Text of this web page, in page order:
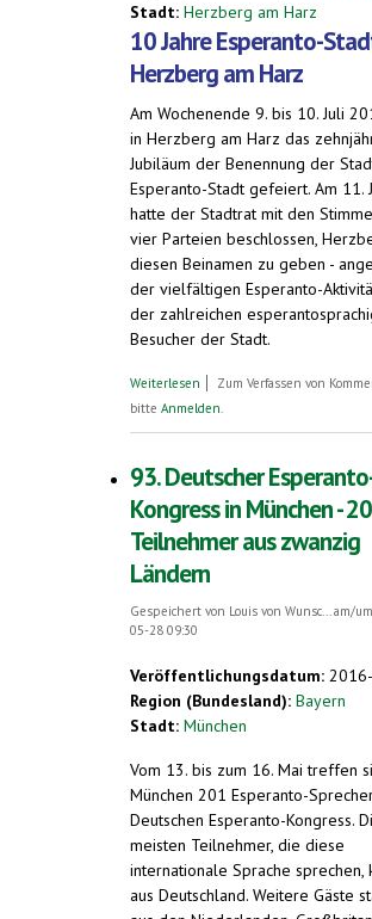
Stadt: Herzberg am Harz
10 Jahre Esperanto-
Herzberg am Harz
Am Wochenende 9. bis 10. Juli
in Herzberg am Harz das
Jubiläum der Benennung der
Esperanto-Stadt gefeiert. Am 11.
hatte der Stadtrat mit den
vier Parteien beschlossen,
diesen Beinamen zu geben -
der vielfältigen Esperanto-
der zahlreichen
Besucher der Stadt.
Weiterlesen über 10 Jahre Esperanto-
Zum Verfassen von
bitte Anmelden.
93. Deutscher
Kongress in München -
Teilnehmer aus zwanzig
Ländern
Gespeichert von Louis von Wunsc...am/
05-28 09:30
Veröffentlichungsdatum:
Region (Bundesland): Bayern
Stadt: München
Vom 13. bis zum 16. Mai treffen
München 201 Esperanto-
Deutschen Esperanto-Kongress.
meisten Teilnehmer, die diese
internationale Sprache sprechen,
aus Deutschland. Weitere Gäste